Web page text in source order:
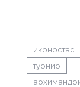
иконостас
турнир